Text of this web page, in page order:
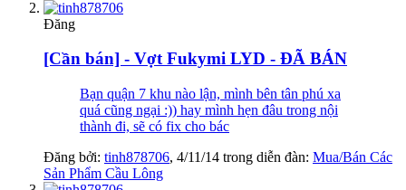
Đăng
[Cần bán] - Vợt Fukymi LYD - ĐÃ BÁN
Bạn quận 7 khu nào lận, mình bên tân phú xa
quá cũng ngại :)) hay mình hẹn đâu trong nội
thành đi, sẽ có fix cho bác
Đăng bởi: tinh878706, 4/11/14 trong diễn đàn: Mua/Bán Các
Sản Phẩm Cầu Lông